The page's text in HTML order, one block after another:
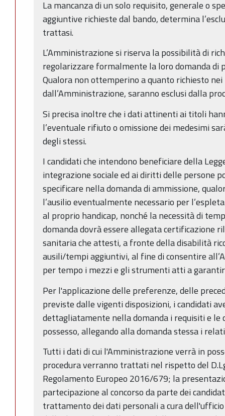
La mancanza di un solo requisito, generale o
aggiuntive richieste dal bando, determina
trattasi.
L’Amministrazione si riserva la possibilità di
regolarizzare formalmente la loro domanda di
Qualora non ottemperino a quanto richiesto
dall’Amministrazione, saranno esclusi dalla
Si precisa inoltre che i dati attinenti ai titoli
l’eventuale rifiuto o omissione dei medesimi
degli stessi.
I candidati che intendono beneficiare della
integrazione sociale ed ai diritti delle persone
specificare nella domanda di ammissione,
l’ausilio eventualmente necessario per
al proprio handicap, nonché la necessità di
domanda dovrà essere allegata certificazione
sanitaria che attesti, a fronte della disabilità
ausili/tempi aggiuntivi, al fine di consentire
per tempo i mezzi e gli strumenti atti a
Per l'applicazione delle preferenze, delle
previste dalle vigenti disposizioni, i candidati
dettagliatamente nella domanda i requisiti e le
possesso, allegando alla domanda stessa i
Tutti i dati di cui l'Amministrazione verrà in
procedura verranno trattati nel rispetto del
Regolamento Europeo 2016/679; la
partecipazione al concorso da parte dei
trattamento dei dati personali a cura